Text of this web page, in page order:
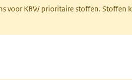
voor KRW prioritaire stoffen.